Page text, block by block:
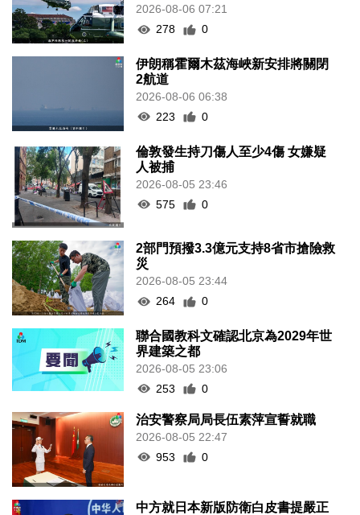
2026-08-06 07:21
278
0
伊朗稱霍爾木茲海峽新安排將關閉
2航道
2026-08-06 06:38
223
0
倫敦發生持刀傷人至少4傷 女嫌疑
人被捕
2026-08-05 23:46
575
0
2部門預撥3.3億元支持8省市搶險救
災
2026-08-05 23:44
264
0
聯合國教科文確認北京為2029年世
界建築之都
2026-08-05 23:06
253
0
治安警察局局長伍素萍宣誓就職
2026-08-05 22:47
953
0
中方就日本新版防衛白皮書提嚴正